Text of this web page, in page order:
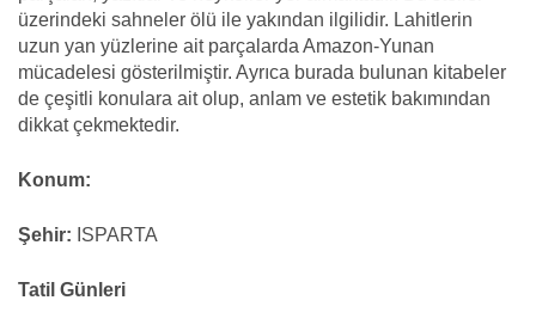
üzerindeki sahneler ölü ile yakından ilgilidir. Lahitlerin
uzun yan yüzlerine ait parçalarda Amazon-Yunan
mücadelesi gösterilmiştir. Ayrıca burada bulunan kitabeler
de çeşitli konulara ait olup, anlam ve estetik bakımından
dikkat çekmektedir.
Konum:
Şehir: ISPARTA
Tatil Günleri